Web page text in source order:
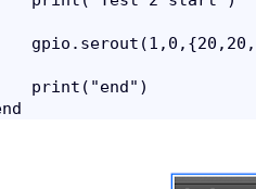
print("end")